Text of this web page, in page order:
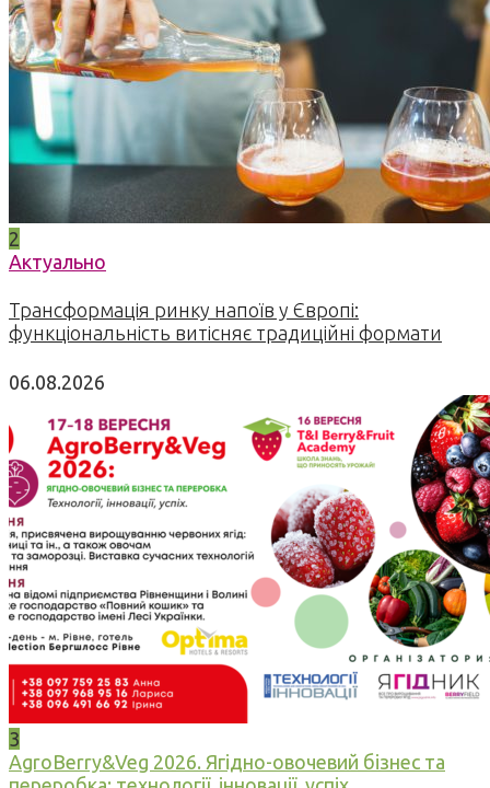
2
Актуально
Трансформація ринку напоїв у Європі:
функціональність витісняє традиційні формати
06.08.2026
3
AgroBerry&Veg 2026. Ягідно-овочевий бізнес та